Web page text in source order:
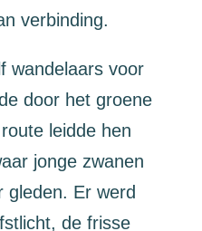
verbinding.
wandelaars voor
door het groene
leidde hen
jonge zwanen
gleden. Er werd
de frisse